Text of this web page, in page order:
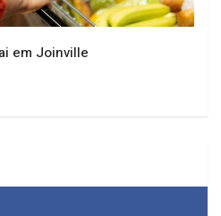
em Joinville